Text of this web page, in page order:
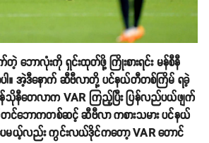
ဘောလုံးကို ရှင်းထုတ်ဖို့ ကြိုးစားရင်း မန်စီနီ
။ အဲ့ဒီနောက် ဆီဗီလာတို့ ပင်နယ်တီတစ်ကြိမ် ရခဲ့
နီတေလာက VAR ကြည့်ပြီး ပြန်လည်ပယ်ဖျက်
င်ဘောကတစ်ဆင့် ဆီဗီလာ ကစားသမား ပင်နယ်
ယ့်လည်း ကွင်းလယ်ဒိုင်ကတော့ VAR တောင်